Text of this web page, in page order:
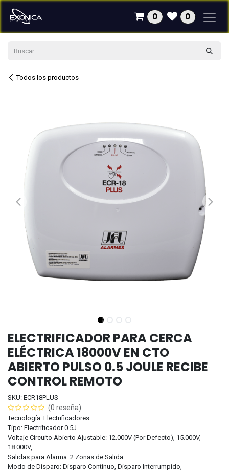
Ir al contenido
0 0
Todos los productos
ELECTRIFICADOR PARA CERCA
ELÉCTRICA 18000V EN CTO
ABIERTO PULSO 0.5 JOULE RECIBE
CONTROL REMOTO
SKU: ECR18PLUS
(0 reseña)
Tecnología: Electrificadores
Tipo: Electrificador 0.5J
Voltaje Circuito Abierto Ajustable: 12.000V (Por Defecto), 15.000V,
18.000V,
Salidas para Alarma: 2 Zonas de Salida
Modo de Disparo: Disparo Continuo, Disparo Interrumpido,